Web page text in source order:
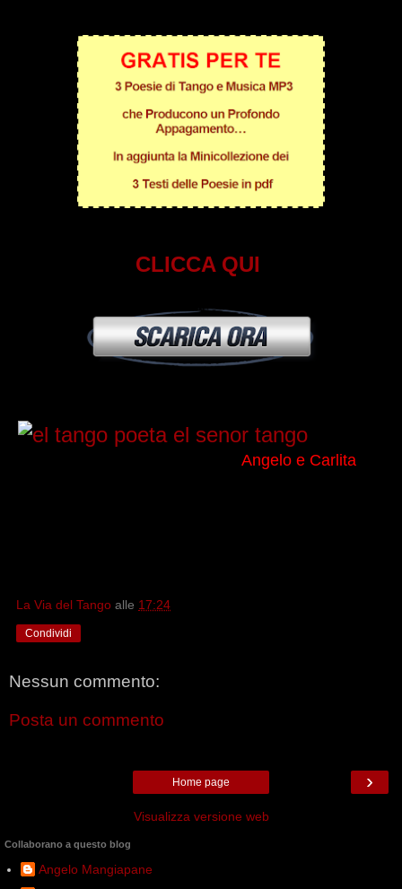
CLICCA QUI
Angelo e Carlita
La Via del Tango alle 17:24
Condividi
Nessun commento:
Posta un commento
›
Home page
Visualizza versione web
Collaborano a questo blog
Angelo Mangiapane